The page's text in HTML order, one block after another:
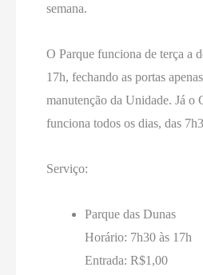
semana.
O Parque funciona de terça a
17h, fechando as portas
manutenção da Unidade. Já o
funciona todos os dias, das
Serviço:
Parque das Dunas
Horário: 7h30 às 17h
Entrada: R$1,00